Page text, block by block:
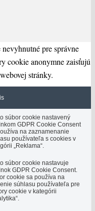
pre správne
cookie anonymne zaisťujú
stránky.
súbor cookie nastavený
GDPR Cookie Consent
na zaznamenanie
používateľa s cookies v
„Reklama“.
súbor cookie nastavuje
GDPR Cookie Consent.
cookie sa používa na
súhlasu používateľa pre
cookie v kategórii